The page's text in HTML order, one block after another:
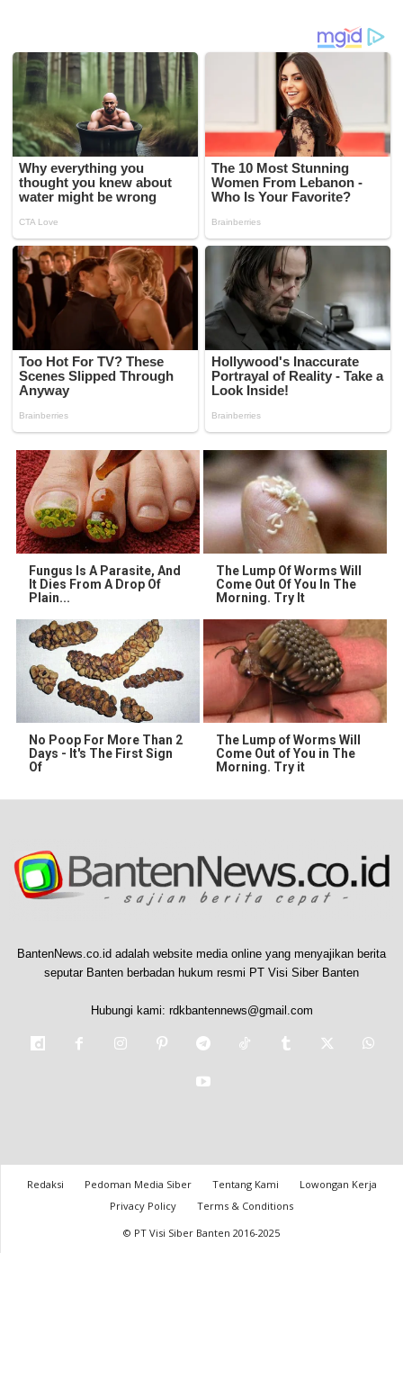
Fungus Is A Parasite, And
It Dies From A Drop Of
Plain...
The Lump Of Worms Will
Come Out Of You In The
Morning. Try It
No Poop For More Than 2
Days - It's The First Sign
Of
The Lump of Worms Will
Come Out of You in The
Morning. Try it
BantenNews.co.id adalah website media online yang menyajikan berita
seputar Banten berbadan hukum resmi PT Visi Siber Banten
Hubungi kami: rdkbantennews@gmail.com
Redaksi Pedoman Media Siber Tentang Kami
Lowongan Kerja
Privacy Policy
Terms & Conditions
© PT Visi Siber Banten 2016-2025